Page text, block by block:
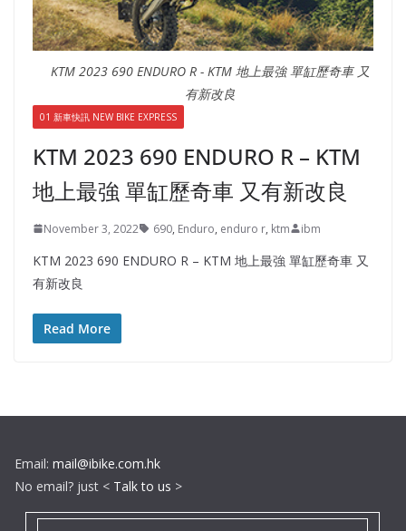
KTM 2023 690 ENDURO R - KTM 地上最強 單缸歷奇車 又
有新改良
01 新車快訊 NEW BIKE EXPRESS
KTM 2023 690 ENDURO R – KTM
地上最強 單缸歷奇車 又有新改良
November 3, 2022 690, Enduro, enduro r, ktm ibm
KTM 2023 690 ENDURO R – KTM 地上最強 單缸歷奇車 又
有新改良
Read More
Email: mail@ibike.com.hk
No email? just < Talk to us >